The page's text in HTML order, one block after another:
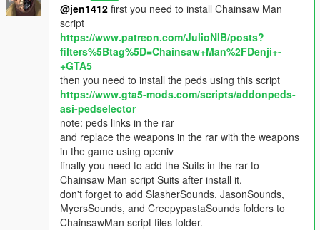
@jen1412 first you need to install Chainsaw Man
script
https://www.patreon.com/JulioNIB/posts?
filters%5Btag%5D=Chainsaw+Man%2FDenji+-
+GTA5
then you need to install the peds using this script
https://www.gta5-mods.com/scripts/addonpeds-
asi-pedselector
note: peds links in the rar
and replace the weapons in the rar with the weapons
in the game using openiv
finally you need to add the Suits in the rar to
Chainsaw Man script Suits after install it.
don't forget to add SlasherSounds, JasonSounds,
MyersSounds, and CreepypastaSounds folders to
ChainsawMan script files folder.